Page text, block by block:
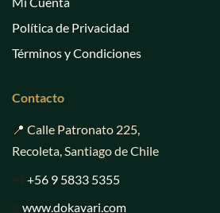
Política de Privacidad
Términos y Condiciones
Contacto
📍 Calle Patronato 225,
Recoleta, Santiago de Chile
📲 +56 9 5833 5355
🌐www.dokavari.com